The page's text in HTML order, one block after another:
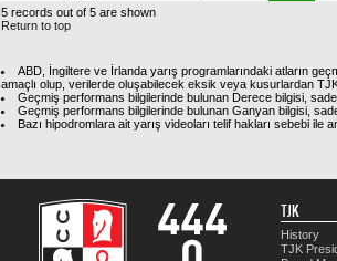
5 records out of 5 are shown
Return to top
ABD, İngiltere ve İrlanda yarış programlarındaki atların
amaçlı olup, verilerde oluşabilecek eksik veya kusurlardan
Geçmiş performans bilgilerinde bulunan Derece bilgisi,
Geçmiş performans bilgilerinde bulunan Ganyan bilgisi,
Bazı hipodromlara ait yarış videoları telif hakları sebebi ile
TJK
History
TJK